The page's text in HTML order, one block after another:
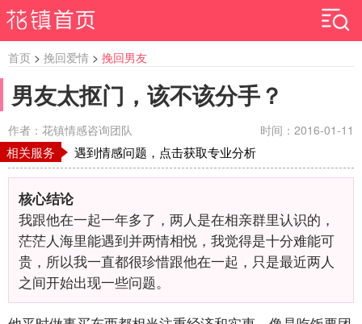
首页 > 挽回爱情 > 挽回男友
男友太抠门，该不该分手？
作者：花镇情感咨询团队 时间：2016-01-11
相关服务 遇到情感问题，点击获取专业分析
核心结论
我跟他在一起一年多了，两人是在相亲群里认识的，
茫茫人海里能遇到并两情相悦，我觉得是十分难能可
贵，所以我一直都很珍惜跟他在一起，只是最近两人
之间开始出现一些问题。